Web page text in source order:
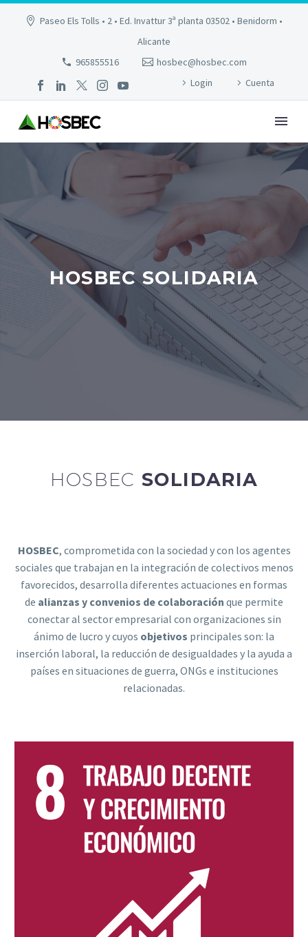
Paseo Els Tolls • 2 • Ed. Invattur 3ª planta 03502 • Benidorm •
Alicante
965855516
hosbec@hosbec.com
Login
Cuenta
HOSBEC SOLIDARIA
HOSBECSOLIDARIA
HOSBEC, comprometida con la sociedad y con los agentes
sociales que trabajan en la integración de colectivos menos
favorecidos, desarrolla diferentes actuaciones en formas
de alianzas y convenios de colaboración que permite
conectar al sector empresarial con organizaciones sin
ánimo de lucro y cuyos objetivos principales son: la
inserción laboral, la reducción de desigualdades y la ayuda a
países en situaciones de guerra, ONGs e instituciones
relacionadas.